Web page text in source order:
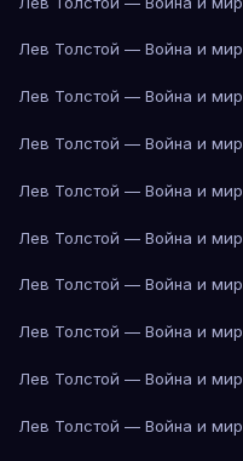
Лев Толстой — Война и мир
Лев Толстой — Война и мир
Лев Толстой — Война и мир
Лев Толстой — Война и мир
Лев Толстой — Война и мир
Лев Толстой — Война и мир
Лев Толстой — Война и мир
Лев Толстой — Война и мир
Лев Толстой — Война и мир